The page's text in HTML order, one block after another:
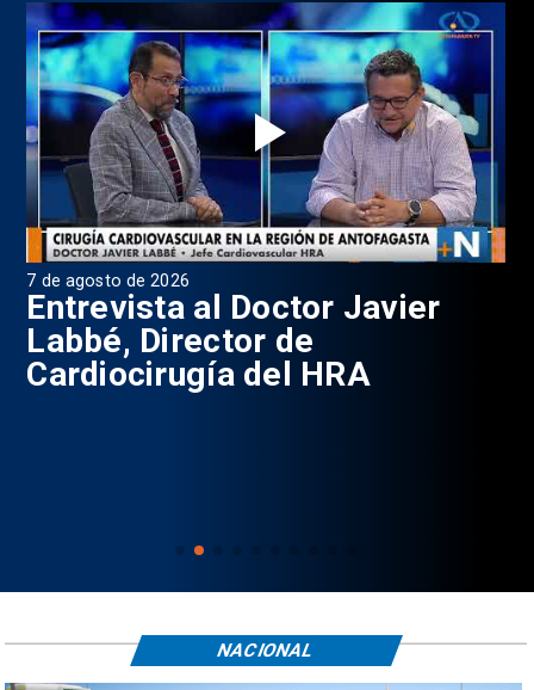
7 de agosto de 2026
Entrevista al Doctor Javier
Labbé, Director de
Cardiocirugía del HRA
NACIONAL